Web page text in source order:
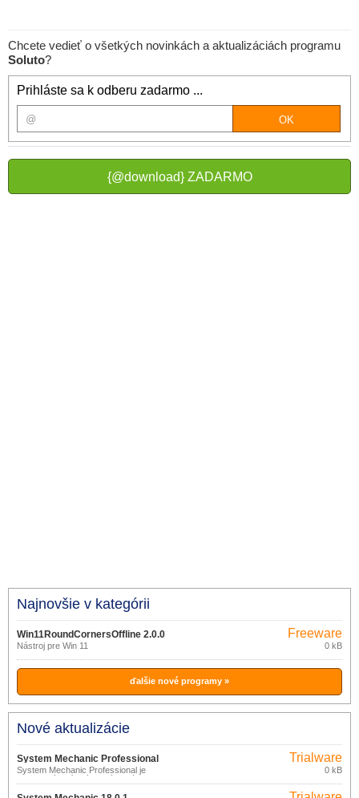
Chcete vedieť o všetkých novinkách a aktualizáciách programu
Soluto?
Prihláste sa k odberu zadarmo ...
{@download} ZADARMO
Najnovšie v kategórii
Win11RoundCornersOffline 2.0.0
Nástroj pre Win 11
Freeware
0 kB
ďalšie nové programy »
Nové aktualizácie
System Mechanic Professional
18.0.1
System Mechanic Professional je
kompletný balík výkonných nástrojov na
zaistenie optimálneho výkonu a
Trialware
0 kB